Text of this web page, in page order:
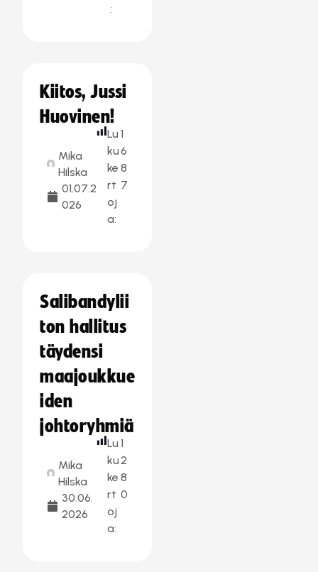
:
Kiitos, Jussi
Huovinen!
Mika
Hilska
01.07.2
026
Lu
ku
ke
rt
oj
a:
1
6
8
7
Salibandylii
ton hallitus
täydensi
maajoukkue
iden
johtoryhmiä
Mika
Hilska
30.06.
2026
Lu
ku
ke
rt
oj
a:
1
2
8
0